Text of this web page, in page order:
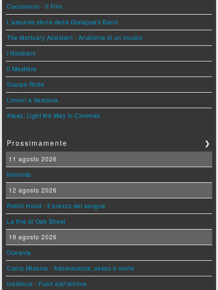
Cocomelon - Il Film
L'assurda storia della Gialappa's Band
The Mortuary Assistant - Anatomia di un Incubo
I Nisidiani
Il Mestiere
Scarpe Rotte
Limoni a Varsavia
Ateez: Light the Way in Cinemas
Prossimamente ❯
11 agosto 2026
Nimrods
12 agosto 2026
Robin Hood - Il prezzo del sangue
La fine di Oak Street
19 agosto 2026
Oceania
Camp Miasma - Adolescenza, sesso e morte
Insidious - Fuori dall'altrove